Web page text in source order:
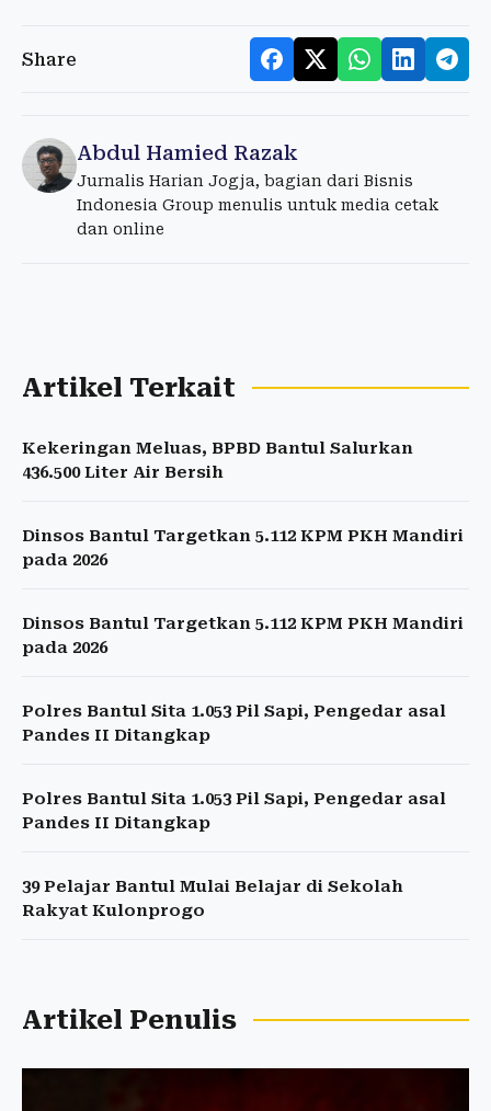
Share
Abdul Hamied Razak
Jurnalis Harian Jogja, bagian dari Bisnis
Indonesia Group menulis untuk media cetak
dan online
Artikel Terkait
Kekeringan Meluas, BPBD Bantul Salurkan
436.500 Liter Air Bersih
Dinsos Bantul Targetkan 5.112 KPM PKH Mandiri
pada 2026
Dinsos Bantul Targetkan 5.112 KPM PKH Mandiri
pada 2026
Polres Bantul Sita 1.053 Pil Sapi, Pengedar asal
Pandes II Ditangkap
Polres Bantul Sita 1.053 Pil Sapi, Pengedar asal
Pandes II Ditangkap
39 Pelajar Bantul Mulai Belajar di Sekolah
Rakyat Kulonprogo
Artikel Penulis